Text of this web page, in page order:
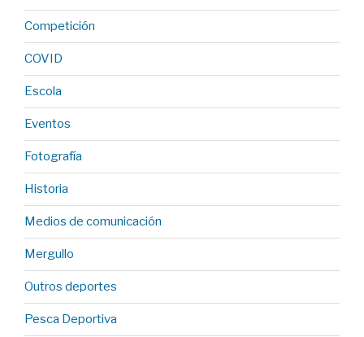
Competición
COVID
Escola
Eventos
Fotografía
Historia
Medios de comunicación
Mergullo
Outros deportes
Pesca Deportiva